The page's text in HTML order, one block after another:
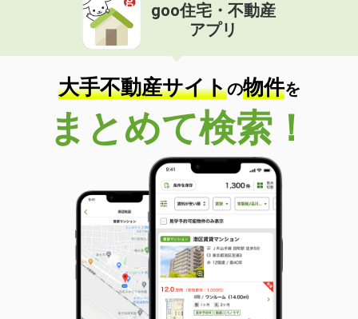
goo住宅・不動産
アプリ
大手不動産サイトの物件を
まとめて検索！